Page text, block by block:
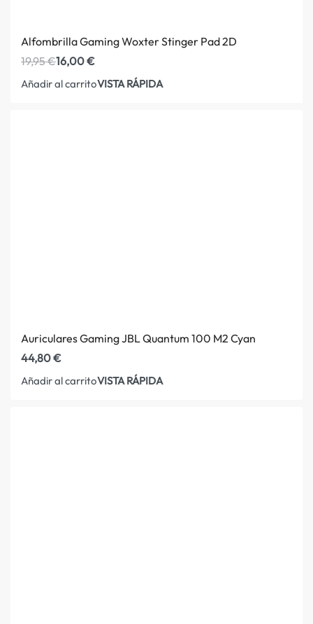
Alfombrilla Gaming Woxter Stinger Pad 2D
19,95€16,00€
Añadir al carritoVISTA RÁPIDA
Auriculares Gaming JBL Quantum 100 M2 Cyan
44,80€
Añadir al carritoVISTA RÁPIDA